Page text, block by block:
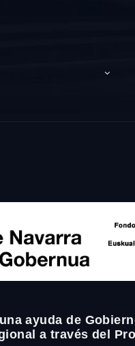
ayuda de
a través del